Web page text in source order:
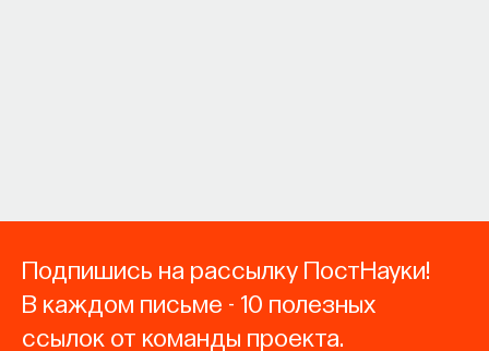
Подпишись на рассылку ПостНауки!
В каждом письме - 10 полезных
ссылок от команды проекта.